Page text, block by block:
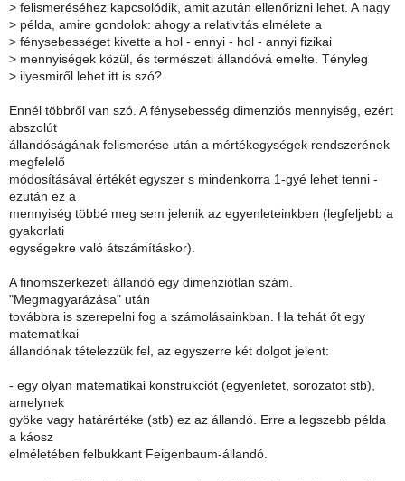
> felismeréséhez kapcsolódik, amit azután ellenőrizni lehet. A nagy
> példa, amire gondolok: ahogy a relativitás elmélete a
> fénysebességet kivette a hol - ennyi - hol - annyi fizikai
> mennyiségek közül, és természeti állandóvá emelte. Tényleg
> ilyesmiről lehet itt is szó?
Ennél többről van szó. A fénysebesség dimenziós mennyiség, ezért
abszolút
állandóságának felismerése után a mértékegységek rendszerének
megfelelő
módosításával értékét egyszer s mindenkorra 1-gyé lehet tenni -
ezután ez a
mennyiség többé meg sem jelenik az egyenleteinkben (legfeljebb a
gyakorlati
egységekre való átszámításkor).
A finomszerkezeti állandó egy dimenziótlan szám.
"Megmagyarázása" után
továbbra is szerepelni fog a számolásainkban. Ha tehát őt egy
matematikai
állandónak tételezzük fel, az egyszerre két dolgot jelent:
- egy olyan matematikai konstrukciót (egyenletet, sorozatot stb),
amelynek
gyöke vagy határértéke (stb) ez az állandó. Erre a legszebb példa
a káosz
elméletében felbukkant Feigenbaum-állandó.